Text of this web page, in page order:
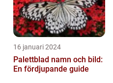
16 januari 2024
Palettblad namn och bild:
En fördjupande guide